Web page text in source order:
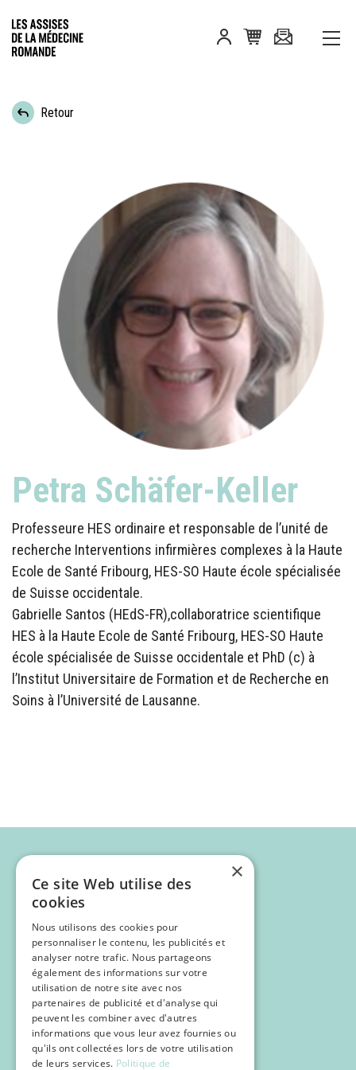
Retour
Petra Schäfer-Keller
Professeure HES ordinaire et responsable de l’unité de
recherche Interventions infirmières complexes à la Haute
Ecole de Santé Fribourg, HES-SO Haute école spécialisée
de Suisse occidentale.
Gabrielle Santos (HEdS-FR),collaboratrice scientifique
HES à la Haute Ecole de Santé Fribourg, HES-SO Haute
école spécialisée de Suisse occidentale et PhD (c) à
l’Institut Universitaire de Formation et de Recherche en
Soins à l’Université de Lausanne.
Programme
Inscription
POCUS
×
Ce site Web utilise des
cookies
Nous utilisons des cookies pour
personnaliser le contenu, les publicités et
analyser notre trafic. Nous partageons
également des informations sur votre
utilisation de notre site avec nos
partenaires de publicité et d'analyse qui
peuvent les combiner avec d'autres
informations que vous leur avez fournies ou
qu'ils ont collectées lors de votre utilisation
de leurs services. Politique de